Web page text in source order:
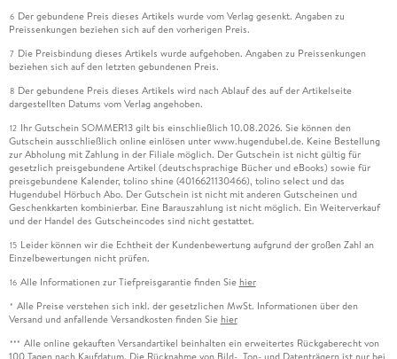
6 Der gebundene Preis dieses Artikels wurde vom Verlag gesenkt. Angaben zu
Preissenkungen beziehen sich auf den vorherigen Preis.
7 Die Preisbindung dieses Artikels wurde aufgehoben. Angaben zu Preissenkungen
beziehen sich auf den letzten gebundenen Preis.
8 Der gebundene Preis dieses Artikels wird nach Ablauf des auf der Artikelseite
dargestellten Datums vom Verlag angehoben.
12 Ihr Gutschein SOMMER13 gilt bis einschließlich 10.08.2026. Sie können den
Gutschein ausschließlich online einlösen unter www.hugendubel.de. Keine Bestellung
zur Abholung mit Zahlung in der Filiale möglich. Der Gutschein ist nicht gültig für
gesetzlich preisgebundene Artikel (deutschsprachige Bücher und eBooks) sowie für
preisgebundene Kalender, tolino shine (4016621130466), tolino select und das
Hugendubel Hörbuch Abo. Der Gutschein ist nicht mit anderen Gutscheinen und
Geschenkkarten kombinierbar. Eine Barauszahlung ist nicht möglich. Ein Weiterverkauf
und der Handel des Gutscheincodes sind nicht gestattet.
15 Leider können wir die Echtheit der Kundenbewertung aufgrund der großen Zahl an
Einzelbewertungen nicht prüfen.
16 Alle Informationen zur Tiefpreisgarantie finden Sie hier
* Alle Preise verstehen sich inkl. der gesetzlichen MwSt. Informationen über den
Versand und anfallende Versandkosten finden Sie hier
*** Alle online gekauften Versandartikel beinhalten ein erweitertes Rückgaberecht von